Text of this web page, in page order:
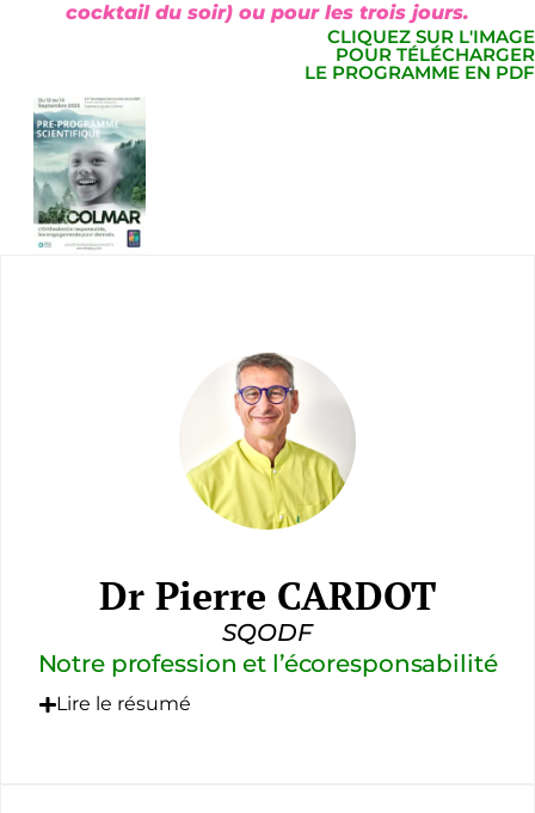
cocktail du soir) ou pour les trois jours.
CLIQUEZ SUR L'IMAGE
POUR TÉLÉCHARGER
LE PROGRAMME EN PDF
Dr Pierre CARDOT
SQODF
Notre profession et l’écoresponsabilité
Lire le résumé